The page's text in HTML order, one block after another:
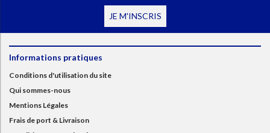
JE M'INSCRIS
Informations pratiques
Conditions d'utilisation du site
Qui sommes-nous
Mentions Légales
Frais de port & Livraison